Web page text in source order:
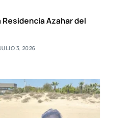
Residencia Azahar del
3, 2026